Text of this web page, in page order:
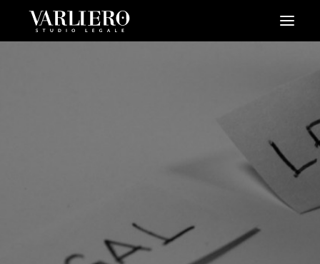
PRENDI UN APPUNTAMENTO